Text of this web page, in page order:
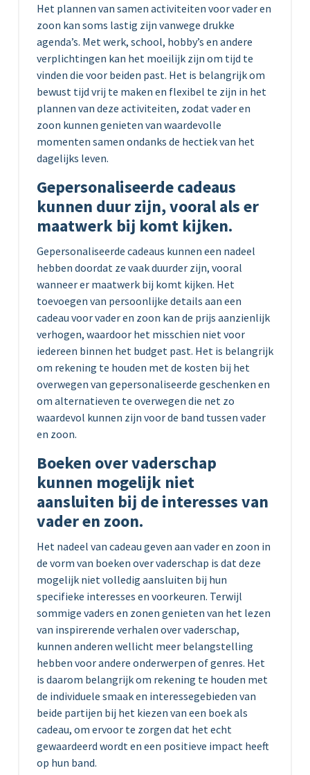
Het plannen van samen activiteiten voor vader en
zoon kan soms lastig zijn vanwege drukke
agenda’s. Met werk, school, hobby’s en andere
verplichtingen kan het moeilijk zijn om tijd te
vinden die voor beiden past. Het is belangrijk om
bewust tijd vrij te maken en flexibel te zijn in het
plannen van deze activiteiten, zodat vader en
zoon kunnen genieten van waardevolle
momenten samen ondanks de hectiek van het
dagelijks leven.
Gepersonaliseerde cadeaus
kunnen duur zijn, vooral als er
maatwerk bij komt kijken.
Gepersonaliseerde cadeaus kunnen een nadeel
hebben doordat ze vaak duurder zijn, vooral
wanneer er maatwerk bij komt kijken. Het
toevoegen van persoonlijke details aan een
cadeau voor vader en zoon kan de prijs aanzienlijk
verhogen, waardoor het misschien niet voor
iedereen binnen het budget past. Het is belangrijk
om rekening te houden met de kosten bij het
overwegen van gepersonaliseerde geschenken en
om alternatieven te overwegen die net zo
waardevol kunnen zijn voor de band tussen vader
en zoon.
Boeken over vaderschap
kunnen mogelijk niet
aansluiten bij de interesses van
vader en zoon.
Het nadeel van cadeau geven aan vader en zoon in
de vorm van boeken over vaderschap is dat deze
mogelijk niet volledig aansluiten bij hun
specifieke interesses en voorkeuren. Terwijl
sommige vaders en zonen genieten van het lezen
van inspirerende verhalen over vaderschap,
kunnen anderen wellicht meer belangstelling
hebben voor andere onderwerpen of genres. Het
is daarom belangrijk om rekening te houden met
de individuele smaak en interessegebieden van
beide partijen bij het kiezen van een boek als
cadeau, om ervoor te zorgen dat het echt
gewaardeerd wordt en een positieve impact heeft
op hun band.